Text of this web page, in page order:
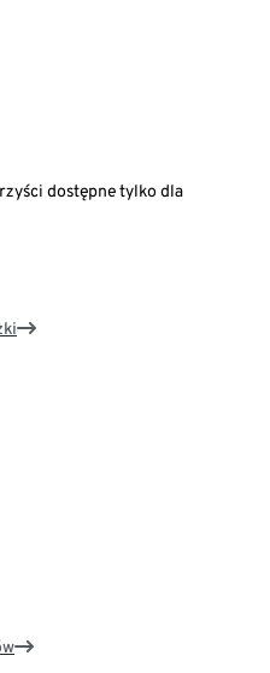
dostępne tylko dla